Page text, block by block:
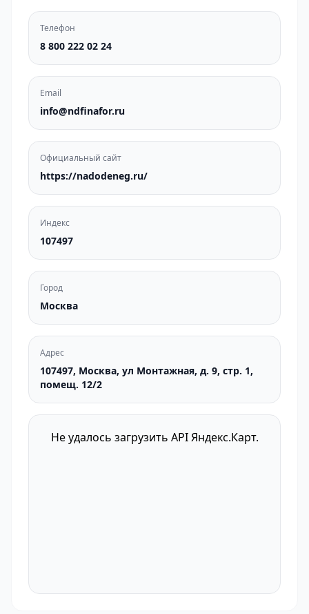
Телефон
8 800 222 02 24
Email
info@ndfinafor.ru
Официальный сайт
https://nadodeneg.ru/
Индекс
107497
Город
Москва
Адрес
107497, Москва, ул Монтажная, д. 9, стр. 1,
помещ. 12/2
Не удалось загрузить API Яндекс.Карт.